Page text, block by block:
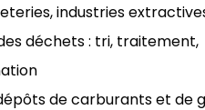
industries
déchets : tri, traitement,
de carburants et de